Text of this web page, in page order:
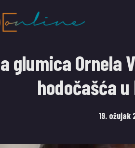
glumica
hodočašća
19. ožujak